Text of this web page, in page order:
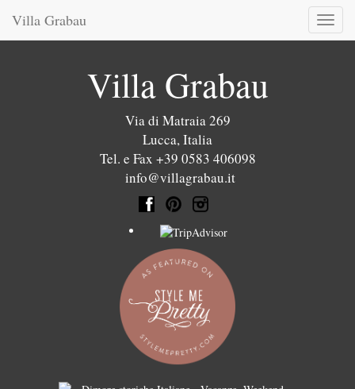
Toggle
Villa Grabau
Villa Grabau
Via di Matraia 269
Lucca,Italia
Tel. e Fax +39 0583 406098
info@villagrabau.it